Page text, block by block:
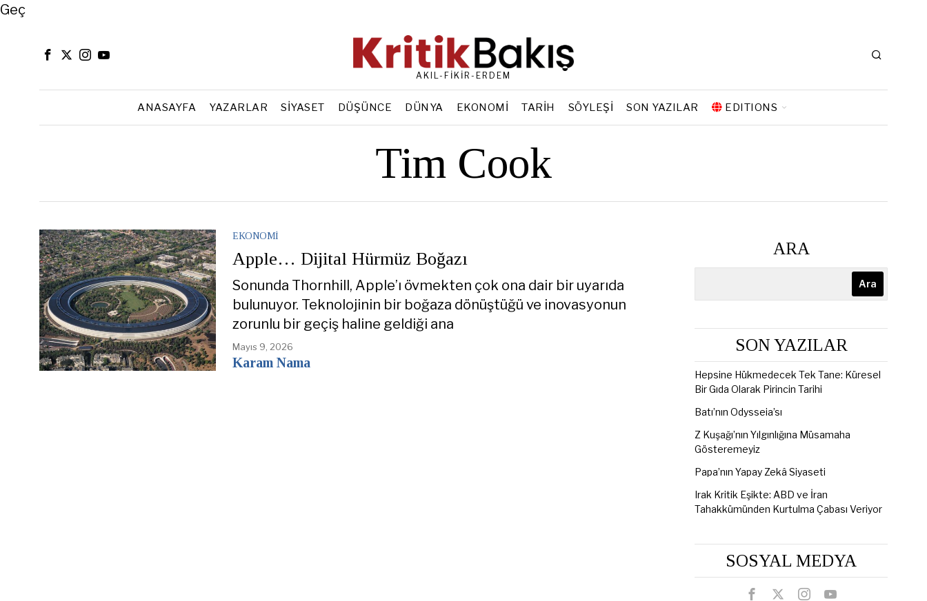
Close
Geç
AKIL-FİKİR-ERDEM
ANASAYFA YAZARLAR SIYASET DÜŞÜNCE DÜNYA EKONOMI TARIH SÖYLEŞI SON YAZILAR EDITIONS
Tim Cook
EKONOMI
Apple… Dijital Hürmüz Boğazı
Sonunda Thornhill, Apple’ı övmekten çok ona dair bir uyarıda
bulunuyor. Teknolojinin bir boğaza dönüştüğü ve inovasyonun
zorunlu bir geçiş haline geldiği ana
Mayıs 9, 2026
Karam Nama
ARA
Ara
SON YAZILAR
Hepsine Hükmedecek Tek Tane: Küresel
Bir Gıda Olarak Pirincin Tarihi
Batı’nın Odysseia’sı
Z Kuşağı’nın Yılgınlığına Müsamaha
Gösteremeyiz
Papa’nın Yapay Zekâ Siyaseti
Irak Kritik Eşikte: ABD ve İran
Tahakkümünden Kurtulma Çabası Veriyor
SOSYAL MEDYA